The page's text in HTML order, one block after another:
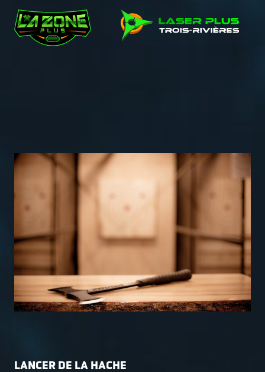
LANCER DE LA HACHE